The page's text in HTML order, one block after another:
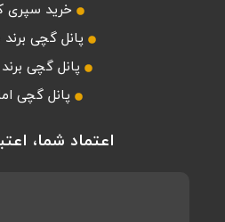
خرید سپری
پانل گچی
پانل گچی
پانل گچی
اعتماد شما،